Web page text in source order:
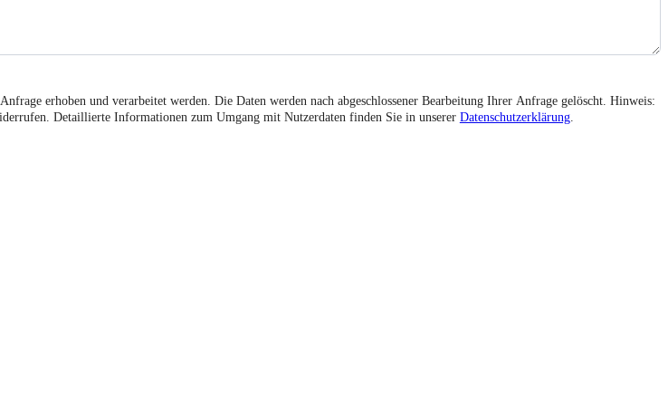
erhoben und verarbeitet werden. Die Daten werden nach abgeschlossener Bearbeitung Ihrer Anfrage gelöscht. Hinweis:
Detaillierte Informationen zum Umgang mit Nutzerdaten finden Sie in unserer Datenschutzerklärung.